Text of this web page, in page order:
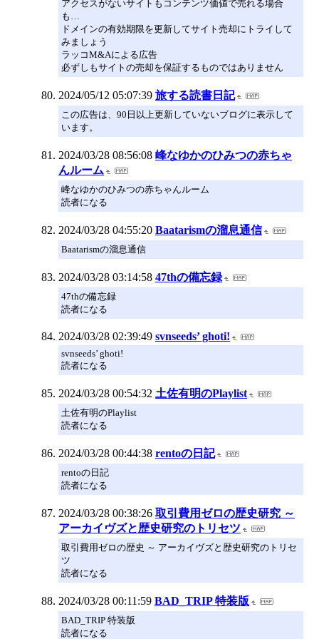
アクセスがないサイトもコンテンツ価値で売れる場合
も…
ドメインの有効期限を更新してサイト売却にトライして
みましょう
ラッコM&Aによる広告
必ずしもサイトの売却を保証するものではありません
2024/05/12 05:07:39 旅する読書日記
この広告は、90日以上更新していないブログに表示して
います。
2024/03/28 08:56:08 峰なゆかのひみつの赤ちゃ
んルーム
峰なゆかのひみつの赤ちゃんルーム
読者になる
2024/03/28 04:55:20 Baatarismの溜息通信
Baatarismの溜息通信
2024/03/28 03:14:58 47thの備忘録
47thの備忘録
読者になる
2024/03/28 02:39:49 svnseeds’ ghoti!
svnseeds’ ghoti!
読者になる
2024/03/28 00:54:32 土佐有明のPlaylist
土佐有明のPlaylist
読者になる
2024/03/28 00:44:38 rentoの日記
rentoの日記
読者になる
2024/03/28 00:38:26 取引費用ゼロの歴史研究 ～
アーカイヴズと歴史研究のトリセツ
取引費用ゼロの歴史 ～ アーカイヴズと歴史研究のトリセ
ツ
読者になる
2024/03/28 00:11:59 BAD_TRIP 特装版
BAD_TRIP 特装版
読者になる